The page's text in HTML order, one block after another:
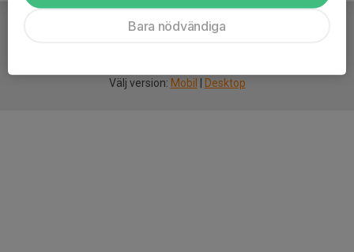
Välj version: Mobil Desktop
Bara nödvändiga